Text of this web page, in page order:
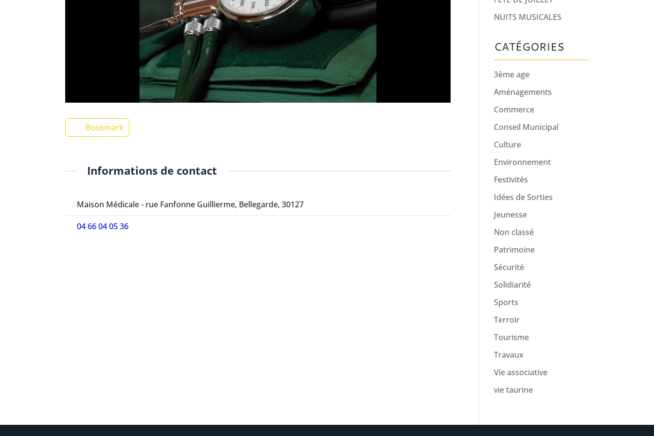
Bookmark
Informations de contact
Maison Médicale - rue Fanfonne Guillierme, Bellegarde, 30127
04 66 04 05 36
NUITS MUSICALES
CATÉGORIES
3ème age
Aménagements
Commerce
Conseil Municipal
Culture
Environnement
Festivités
Idées de Sorties
Jeunesse
Non classé
Patrimoine
Sécurité
Solidiarité
Sports
Terroir
Tourisme
Travaux
Vie associative
vie taurine